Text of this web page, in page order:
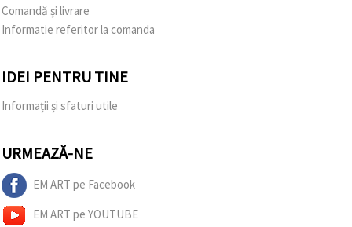
Comandă și livrare
Informatie referitor la comanda
IDEI PENTRU TINE
Informații și sfaturi utile
URMEAZĂ-NE
EM ART pe Facebook
EM ART pe YOUTUBE